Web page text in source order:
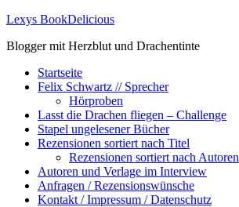
Lexys BookDelicious
Blogger mit Herzblut und Drachentinte
Startseite
Felix Schwartz // Sprecher
Hörproben
Lasst die Drachen fliegen – Challenge
Stapel ungelesener Bücher
Rezensionen sortiert nach Titel
Rezensionen sortiert nach Autoren
Autoren und Verlage im Interview
Anfragen / Rezensionswünsche
Kontakt / Impressum / Datenschutz